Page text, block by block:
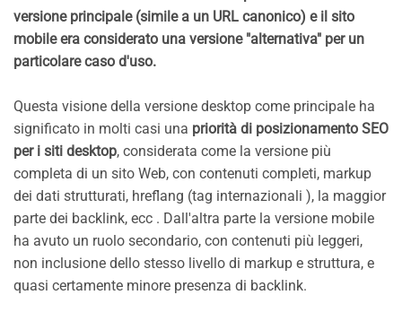
versione principale (simile a un URL canonico) e il sito
mobile era considerato una versione "alternativa" per un
particolare caso d'uso.
Questa visione della versione desktop come principale ha
significato in molti casi una priorità di posizionamento SEO
per i siti desktop, considerata come la versione più
completa di un sito Web, con contenuti completi, markup
dei dati strutturati, hreflang (tag internazionali ), la maggior
parte dei backlink, ecc . Dall'altra parte la versione mobile
ha avuto un ruolo secondario, con contenuti più leggeri,
non inclusione dello stesso livello di markup e struttura, e
quasi certamente minore presenza di backlink.